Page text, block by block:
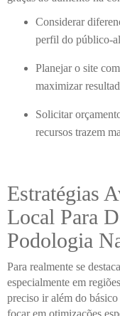
Considerar
perfil do público-
Planejar o site
maximizar
Solicitar
recursos trazem
Estratégias
Local Para
Podologia
Para realmente se
especialmente em
preciso ir além do